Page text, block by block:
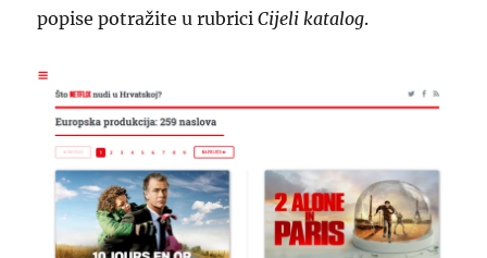
popise potražite u rubriciCijeli katalog.